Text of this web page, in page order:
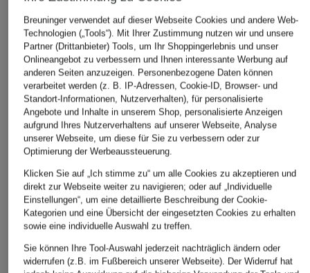
ÄHNLICHE ARTIKEL ENTDECKEN
Breuninger verwendet auf dieser Webseite Cookies und andere Web-
Technologien („Tools“). Mit Ihrer Zustimmung nutzen wir und unsere
Partner (Drittanbieter) Tools, um Ihr Shoppingerlebnis und unser
Onlineangebot zu verbessern und Ihnen interessante Werbung auf
anderen Seiten anzuzeigen. Personenbezogene Daten können
verarbeitet werden (z. B. IP-Adressen, Cookie-ID, Browser- und
Standort-Informationen, Nutzerverhalten), für personalisierte
Angebote und Inhalte in unserem Shop, personalisierte Anzeigen
aufgrund Ihres Nutzerverhaltens auf unserer Webseite, Analyse
unserer Webseite, um diese für Sie zu verbessern oder zur
Optimierung der Werbeaussteuerung.
Klicken Sie auf „Ich stimme zu“ um alle Cookies zu akzeptieren und
direkt zur Webseite weiter zu navigieren; oder auf „Individuelle
Einstellungen“, um eine detaillierte Beschreibung der Cookie-
Kategorien und eine Übersicht der eingesetzten Cookies zu erhalten
sowie eine individuelle Auswahl zu treffen.
Sie können Ihre Tool-Auswahl jederzeit nachträglich ändern oder
widerrufen (z.B. im Fußbereich unserer Webseite). Der Widerruf hat